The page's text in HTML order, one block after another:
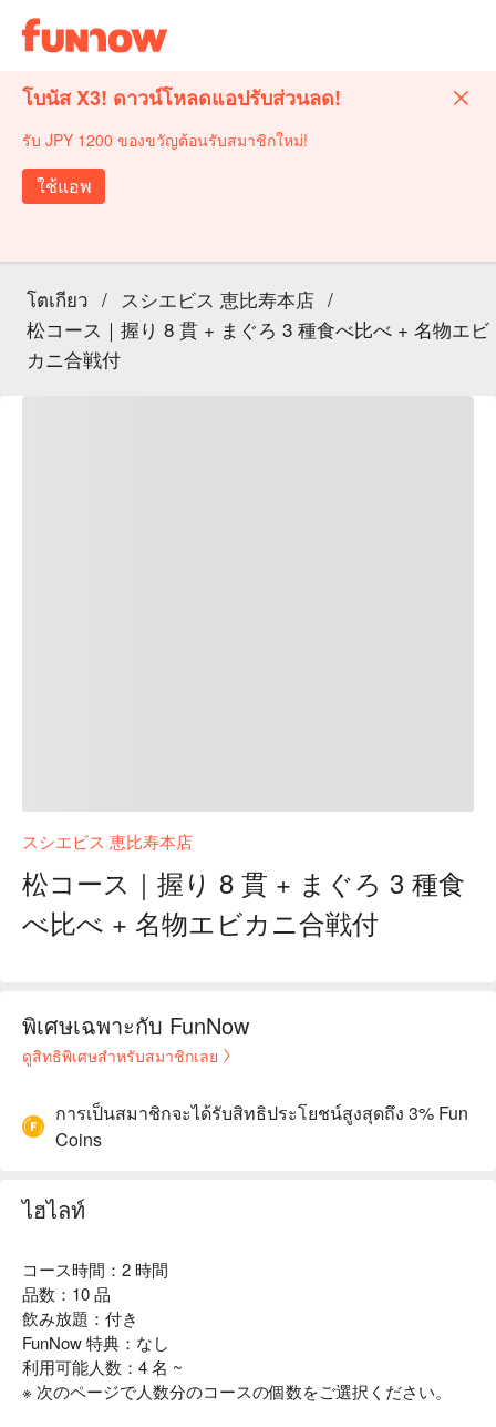
โบนัส X3! ดาวน์โหลดแอปรับส่วนลด!
รับ JPY 1200 ของขวัญต้อนรับสมาชิกใหม่!
ใช้แอพ
โตเกียว / スシエビス 恵比寿本店 /
松コース｜握り 8 貫 + まぐろ 3 種食べ比べ + 名物エビ
カニ合戦付
スシエビス 恵比寿本店
松コース｜握り 8 貫 + まぐろ 3 種食
べ比べ + 名物エビカニ合戦付
พิเศษเฉพาะกับ FunNow
ดูสิทธิพิเศษสำหรับสมาชิกเลย
การเป็นสมาชิกจะได้รับสิทธิประโยชน์สูงสุดถึง 3% Fun
Coins
ไฮไลท์
コース時間：2 時間
品数：10 品
飲み放題：付き
FunNow 特典：なし
利用可能人数：4 名 ~
※ 次のページで人数分のコースの個数をご選択ください。